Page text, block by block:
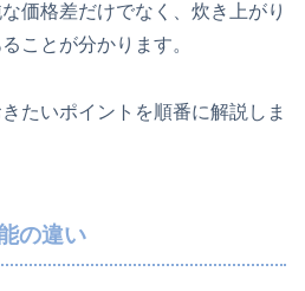
価格差だけでなく、炊き上がり
ことが分かります。
たいポイントを順番に解説しま
の違い